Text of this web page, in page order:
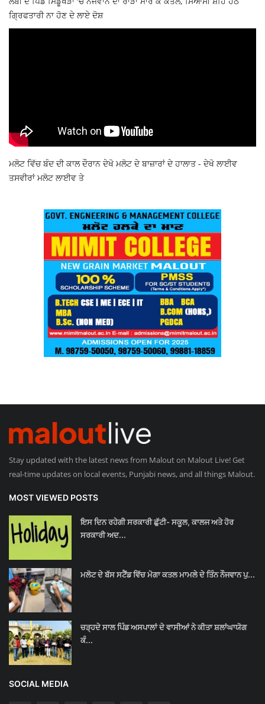
ਗ੍ਰਿਫਤਾਰੀ ਨਾ ਹੋਣ ਦੇ ਲਾਏ ਦੋਸ਼
ਮਲੋਟ ਵਿੱਚ ਬੰਦ ਦੀ ਕਾਲ ਦੌਰਾਨ ਦੇਖੋ ਮਲੋਟ ਦੇ ਬਾਜ਼ਾਰਾਂ ਦੇ ਹਾਲਾਤ - ਦੇਖੋ ਲਾਈਵ
ਤਸਵੀਰਾਂ ਮਲੋਟ ਲਾਈਵ ਤੇ
Stay updated with the latest news from Malout on Malout Live! Get
real-time updates on local events, Punjabi news, and all things Malout.
MOST VIEWED POSTS
ਇਸ ਦਿਨ ਰਹੇਗੀ ਸਰਕਾਰੀ ਛੁੱਟੀ- ਸਕੂਲ, ਕਾਲਜ ਅਤੇ ਹੋਰ
ਸਰਕਾਰੀ ਅਦ...
ਮਲੋਟ ਦੇ ਬੱਸ ਸਟੈਂਡ ਵਿੱਚ ਮੋਗਾ ਕਤਲ ਮਾਮਲੇ ਦੇ ਤਿੰਨ ਨੌਜਵਾਨ ਪੁ...
ਚੜ੍ਹਦੇ ਸਾਲ ਪਿੰਡ ਅਸਪਾਲਾਂ ਦੇ ਵਾਸੀਆਂ ਨੇ ਕੀਤਾ ਸ਼ਲਾਂਘਾਯੋਗ
ਕੰ...
SOCIAL MEDIA